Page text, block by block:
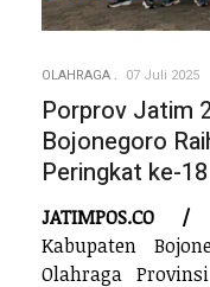
OLAHRAGA 07 Juli 2025
Porprov Jatim
Bojonegoro
Peringkat ke-18
JATIMPOS.CO /
Kabupaten
Olahraga